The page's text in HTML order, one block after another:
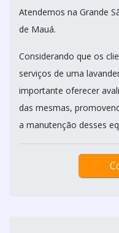
Atendemos na Grande
de Mauá.
Considerando que os
serviços de uma
importante oferecer
das mesmas,
a manutenção desses